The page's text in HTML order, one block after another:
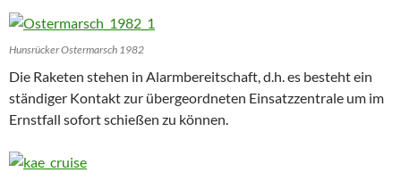
Hunsrücker Ostermarsch 1982
Die Raketen stehen in Alarmbereitschaft, d.h. es besteht ein
ständiger Kontakt zur übergeordneten Einsatzzentrale um im
Ernstfall sofort schießen zu können.